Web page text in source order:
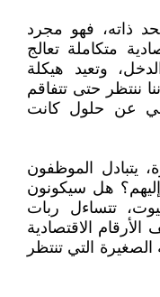
ليست في القانون 770 بحد ذاته، فهو مجرد
متكاملة تعالج
وتعيد هيكلة
ننتظر حتى تتفاقم
عن حلول كانت
يتبادل الموظفون
هل سيكونون
تتساءل ربات
الاقتصادية
الصغيرة التي تنتظر